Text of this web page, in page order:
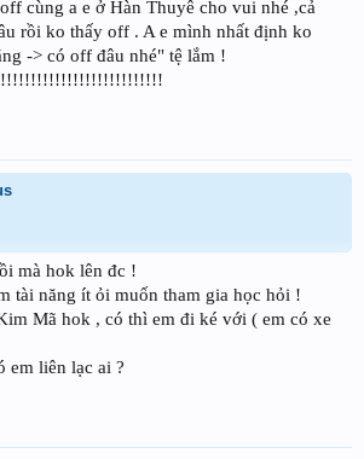
cùng a e ở Hàn Thuyê cho vui nhé ,cả
rồi ko thấy off . A e mình nhất định ko
-> có off đâu nhé" tệ lắm !
mà hok lên đc !
tài năng ít ỏi muốn tham gia học hỏi !
Mã hok , có thì em đi ké với ( em có xe
em liên lạc ai ?